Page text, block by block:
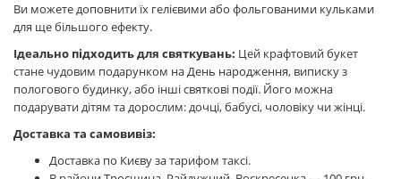
Ви можете доповнити їх гелієвими або фольгованими кульками
для ще більшого ефекту.
Ідеально підходить для святкувань: Цей крафтовий букет
стане чудовим подарунком на День народження, виписку з
пологового будинку, або інші святкові події. Його можна
подарувати дітям та дорослим: дочці, бабусі, чоловіку чи жінці.
Доставка та самовивіз:
Доставка по Києву за тарифом таксі.